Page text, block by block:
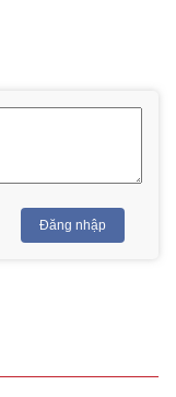
Đăng nhập